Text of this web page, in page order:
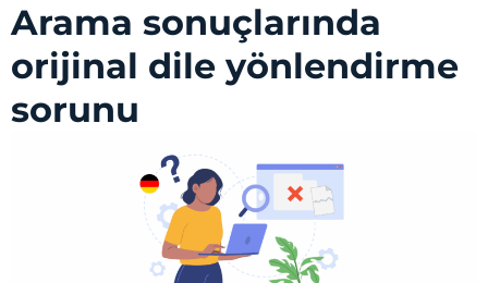
Arama sonuçlarında
orijinal dile yönlendirme
sorunu